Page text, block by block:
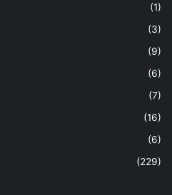
(1)
(3)
(9)
(6)
(7)
(16)
(6)
(229)